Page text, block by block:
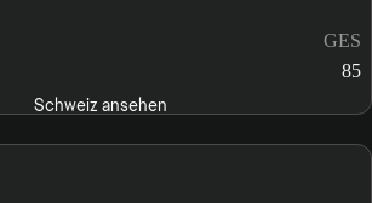
GES
85
Schweiz ansehen